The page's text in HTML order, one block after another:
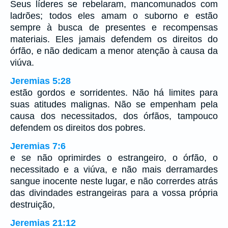
Seus líderes se rebelaram, mancomunados com
ladrões; todos eles amam o suborno e estão
sempre à busca de presentes e recompensas
materiais. Eles jamais defendem os direitos do
órfão, e não dedicam a menor atenção à causa da
viúva.
Jeremias 5:28
estão gordos e sorridentes. Não há limites para
suas atitudes malignas. Não se empenham pela
causa dos necessitados, dos órfãos, tampouco
defendem os direitos dos pobres.
Jeremias 7:6
e se não oprimirdes o estrangeiro, o órfão, o
necessitado e a viúva, e não mais derramardes
sangue inocente neste lugar, e não correrdes atrás
das divindades estrangeiras para a vossa própria
destruição,
Jeremias 21:12